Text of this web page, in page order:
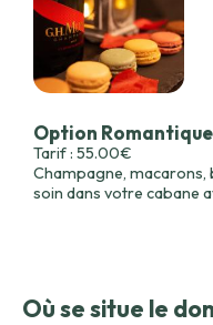
Option Romantique
Tarif : 55.00€
Champagne, macarons,
soin dans votre cabane
Où se situe le